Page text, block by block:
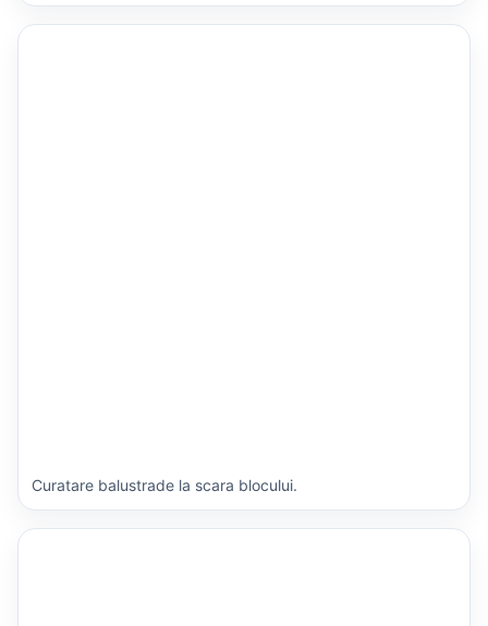
Curatare balustrade la scara blocului.